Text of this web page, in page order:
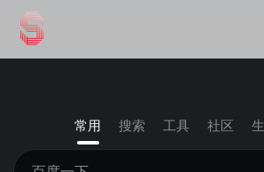
常用 搜索 工具 社区